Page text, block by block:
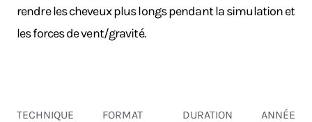
rendre les cheveux plus longs pendant la simulation et
les forces de vent/gravité.
TECHNIQUE
FORMAT
DURATION
ANNÉE